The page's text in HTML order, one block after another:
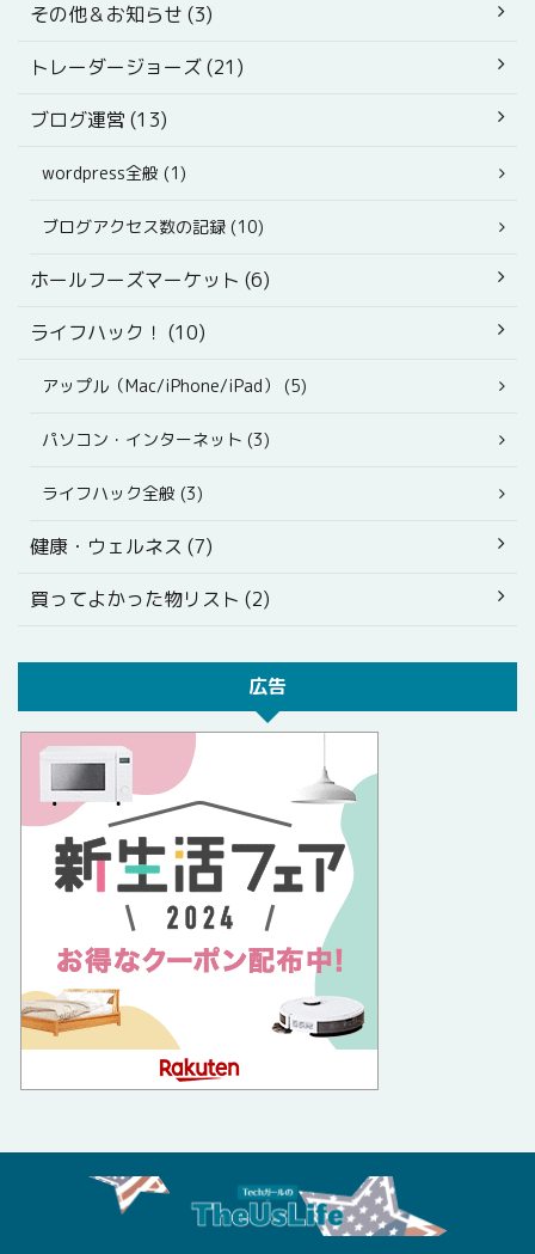
その他＆お知らせ (3)
トレーダージョーズ (21)
ブログ運営 (13)
wordpress全般 (1)
ブログアクセス数の記録 (10)
ホールフーズマーケット (6)
ライフハック！ (10)
アップル（Mac/iPhone/iPad） (5)
パソコン・インターネット (3)
ライフハック全般 (3)
健康・ウェルネス (7)
買ってよかった物リスト (2)
広告